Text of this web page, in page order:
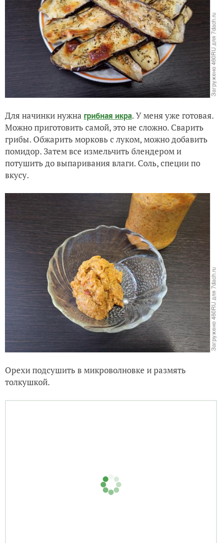
Для начинки нужна грибная икра. У меня уже готовая.
Можно приготовить самой, это не сложно. Сварить
грибы. Обжарить морковь с луком, можно добавить
помидор. Затем все измельчить блендером и
потушить до выпаривания влаги. Соль, специи по
вкусу.
Орехи подсушить в микроволновке и размять
толкушкой.